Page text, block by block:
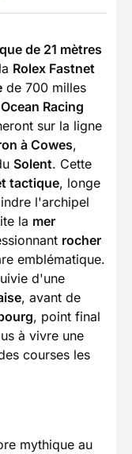
de 21 mètres
Rolex Fastnet
de 700 milles
Racing
sur la ligne
à Cowes,
Solent. Cette
tactique, longe
l'archipel
la mer
rocher
emblématique.
d'une
, avant de
, point final
à vivre une
courses les
mythique au